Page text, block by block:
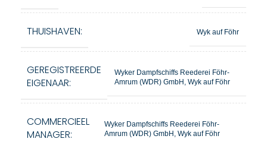
THUISHAVEN: Wyk auf Föhr
GEREGISTREERDE
EIGENAAR:
Wyker Dampfschiffs Reederei Föhr-
Amrum (WDR) GmbH, Wyk auf Föhr
COMMERCIEEL
MANAGER:
Wyker Dampfschiffs Reederei Föhr-
Amrum (WDR) GmbH, Wyk auf Föhr